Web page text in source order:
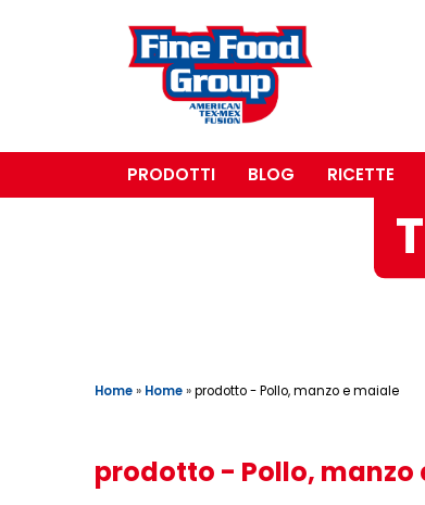
PRODOTTI BLOG RICETTE
T
Home» Home»prodotto - Pollo, manzo e maiale
prodotto - Pollo, manzo